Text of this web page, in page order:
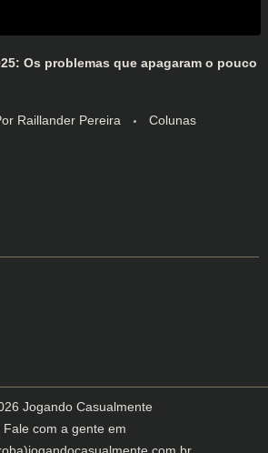
Os problemas que apagaram o pouco
Raillander Pereira Colunas
Jogando Casualmente
Fale com a gente em